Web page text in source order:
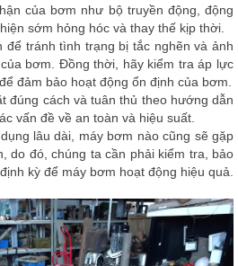
của bơm như bộ truyền động, động
sớm hỏng hóc và thay thế kịp thời.
tránh tình trạng bị tắc nghẽn và ảnh
bơm. Đồng thời, hãy kiểm tra áp lực
đảm bảo hoạt động ổn định của bơm.
đúng cách và tuân thủ theo hướng dẫn
vấn đề về an toàn và hiệu suất.
lâu dài, máy bơm nào cũng sẽ gặp
do đó, chúng ta cần phải kiểm tra, bảo
kỳ để máy bơm hoạt động hiệu quả.